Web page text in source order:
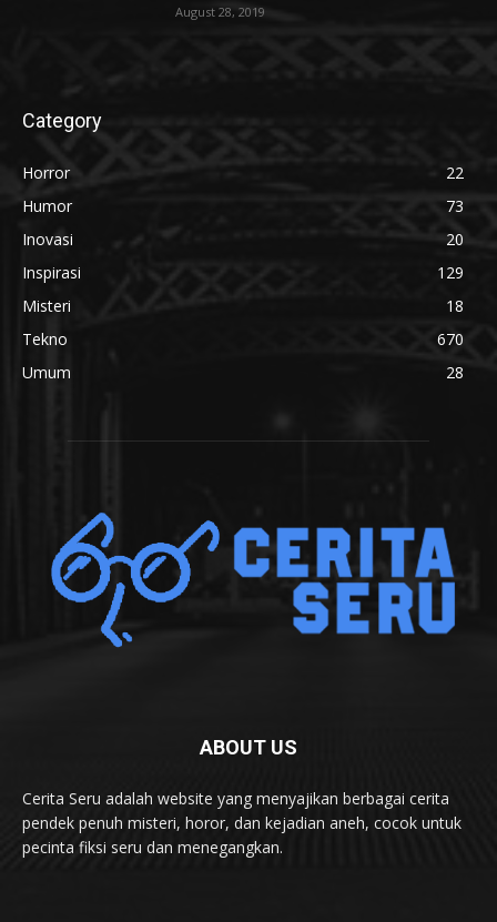
August 28, 2019
Category
Horror
22
Humor
73
Inovasi
20
Inspirasi
129
Misteri
18
Tekno
670
Umum
28
ABOUT US
Cerita Seru adalah website yang menyajikan berbagai cerita
pendek penuh misteri, horor, dan kejadian aneh, cocok untuk
pecinta fiksi seru dan menegangkan.